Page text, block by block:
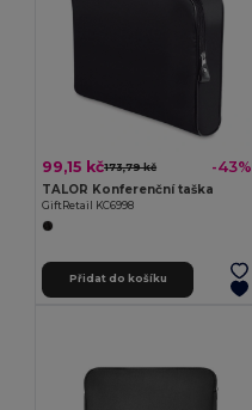
99,15 kč173,79 kč -43%
TALOR Konferenční taška
GiftRetail KC6998
Přidat do košíku